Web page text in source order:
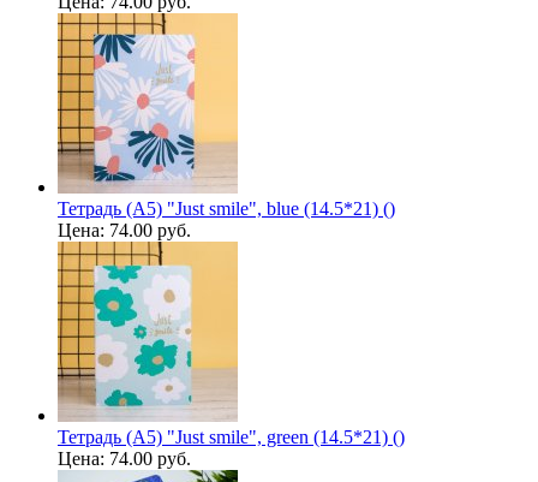
Тетрадь (A5) "Just smile", blue (14.5*21) ()
Цена: 74.00 руб.
Тетрадь (A5) "Just smile", green (14.5*21) ()
Цена: 74.00 руб.